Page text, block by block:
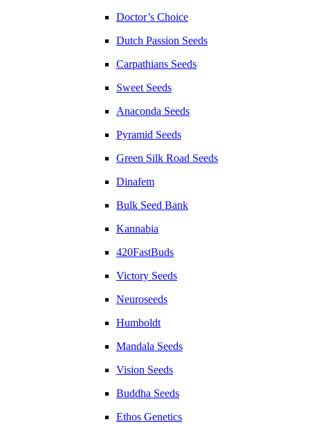
Doctor’s Choice
Dutch Passion Seeds
Carpathians Seeds
Sweet Seeds
Anaconda Seeds
Pyramid Seeds
Green Silk Road Seeds
Dinafem
Bulk Seed Bank
Kannabia
420FastBuds
Victory Seeds
Neuroseeds
Humboldt
Mandala Seeds
Vision Seeds
Buddha Seeds
Ethos Genetics